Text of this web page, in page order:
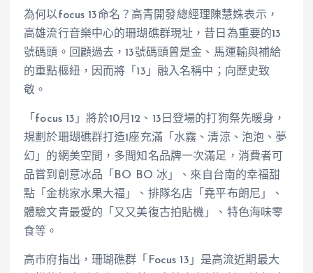
為何以focus 13命名？高青開發總經理陳慧姝表示，
高雄流行音樂中心的珊瑚礁群現址，昔日為重要的13
號碼頭。回顧過去，13號碼頭曾是金、馬運輸與補給
的重點樞紐，因而將「13」融入名稱中；向歷史致
敬。
「focus 13」將於10月12、13日登場的打狗祭先暖身，
規劃於珊瑚礁群打造1座充滿「水霧、清涼、泡泡、夢
幻」的網美空間，多間知名品牌一次滿足，消費者可
品嘗到創意冰品「BO BO 冰」、來自台南的幸福甜
點「金桃家水果大福」、排隊名店「堯平布朗尼」、
體驗文青最愛的「又又美復古拍貼機」、特色海味零
食等。
高市府指出，珊瑚礁群「Focus 13」是高流近期最大